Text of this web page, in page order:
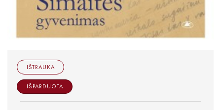
IŠTRAUKA
IŠPARDUOTA